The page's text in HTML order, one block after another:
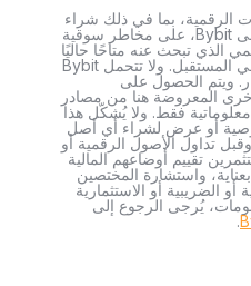
الرقمية، بما في ذلك شراء
وغيرها من الأصول الرقمية على Bybit، على مخاطر سوقية
الذي تبحث عنه متاحًا حاليًا
على Bybit، فقد يصبح متاحًا في المستقبل. ولا تتحمل Bybit
ويتم الحصول على
المعروضة هنا من مصادر
فقط. ولا يُشكّل هذا
أو عرض لشراء أي أصل
تداول الأصول الرقمية أو
تقييم أوضاعهم المالية
واستشارة المختصين
أو الضريبية أو الاستثمارية
يُرجى الرجوع إلى
.